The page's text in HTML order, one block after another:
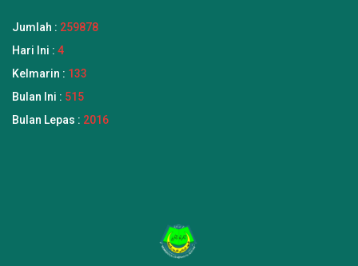
Jumlah : 259878
Hari Ini : 4
Kelmarin : 133
Bulan Ini : 515
Bulan Lepas : 2016